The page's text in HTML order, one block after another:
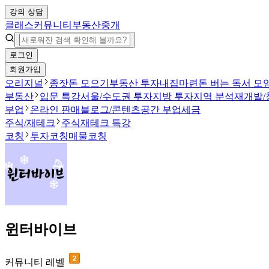
강의 상담
클래스커뮤니티 부동산중개
로그인
회원가입
오리지널 종잣돈 모으기 부동산 투자내집마련 돈 버는 독서 모
부동산
입문 특강서울/수도권 투자지방 투자지역 분석재개발/
부업
온라인 판매 블로그/콘텐츠공간 부업세금
주식/재테크
주식재테크 특강
코칭
투자코칭매물코칭
윈터바이브
커뮤니티 레벨